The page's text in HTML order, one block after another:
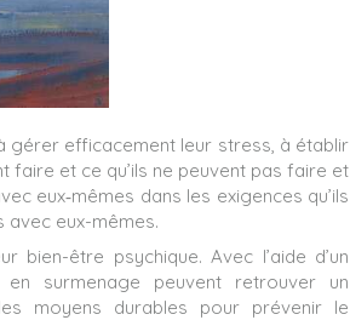
gérer efficacement leur stress, à établir
faire et ce qu’ils ne peuvent pas faire et
eux‑mêmes dans les exigences qu’ils
avec eux-mêmes.
être psychique. Avec l’aide d’un
surmenage peuvent retrouver un
moyens durables pour prévenir le